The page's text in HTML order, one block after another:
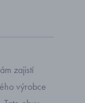
zajistí
výrobce